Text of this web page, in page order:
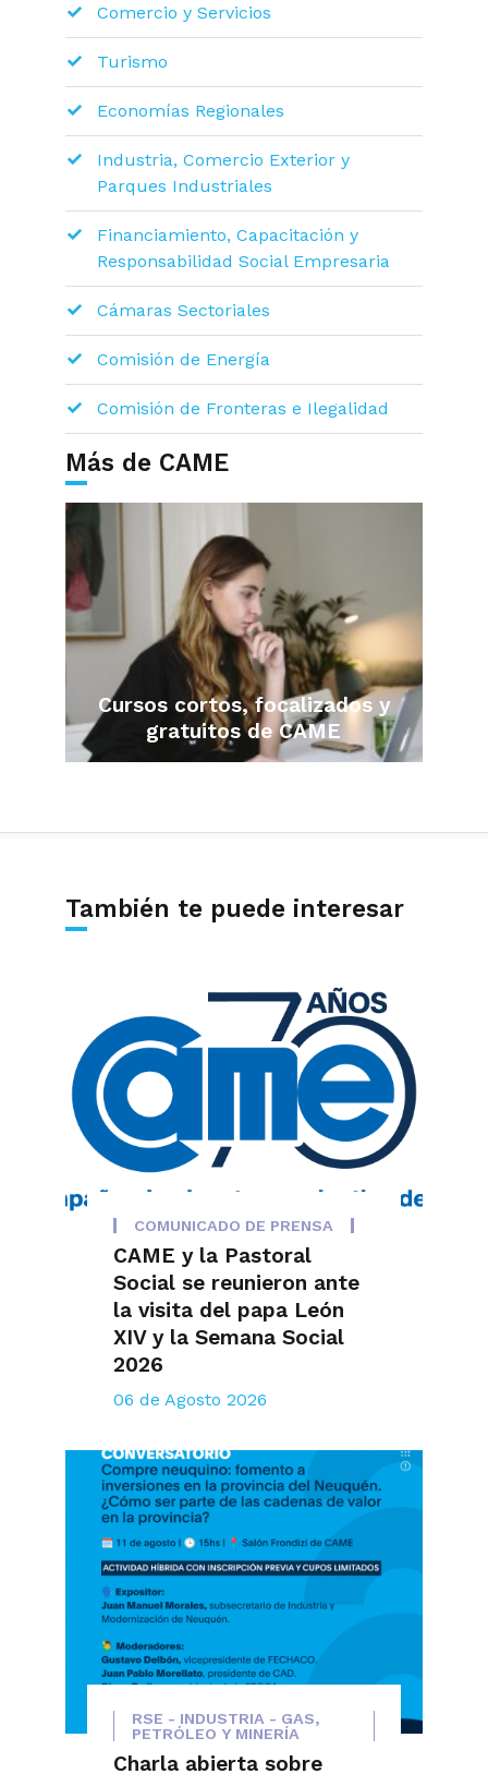
Comercio y Servicios
Turismo
Economías Regionales
Industria, Comercio Exterior y
Parques Industriales
Financiamiento, Capacitación y
Responsabilidad Social Empresaria
Cámaras Sectoriales
Comisión de Energía
Comisión de Fronteras e Ilegalidad
Más de CAME
Cursos cortos, focalizados y
gratuitos de CAME
También te puede interesar
COMUNICADO DE PRENSA
CAME y la Pastoral
Social se reunieron ante
la visita del papa León
XIV y la Semana Social
2026
06 de Agosto 2026
RSE - INDUSTRIA - GAS,
PETRÓLEO Y MINERÍA
Charla abierta sobre